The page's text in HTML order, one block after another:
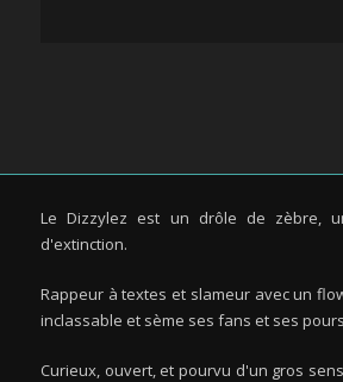
Le Dizzylez est un drôle de zèbre,
d'extinction.
Rappeur à textes et slameur avec un
inclassable et sème ses fans et ses
Curieux, ouvert, et pourvu d'un gros